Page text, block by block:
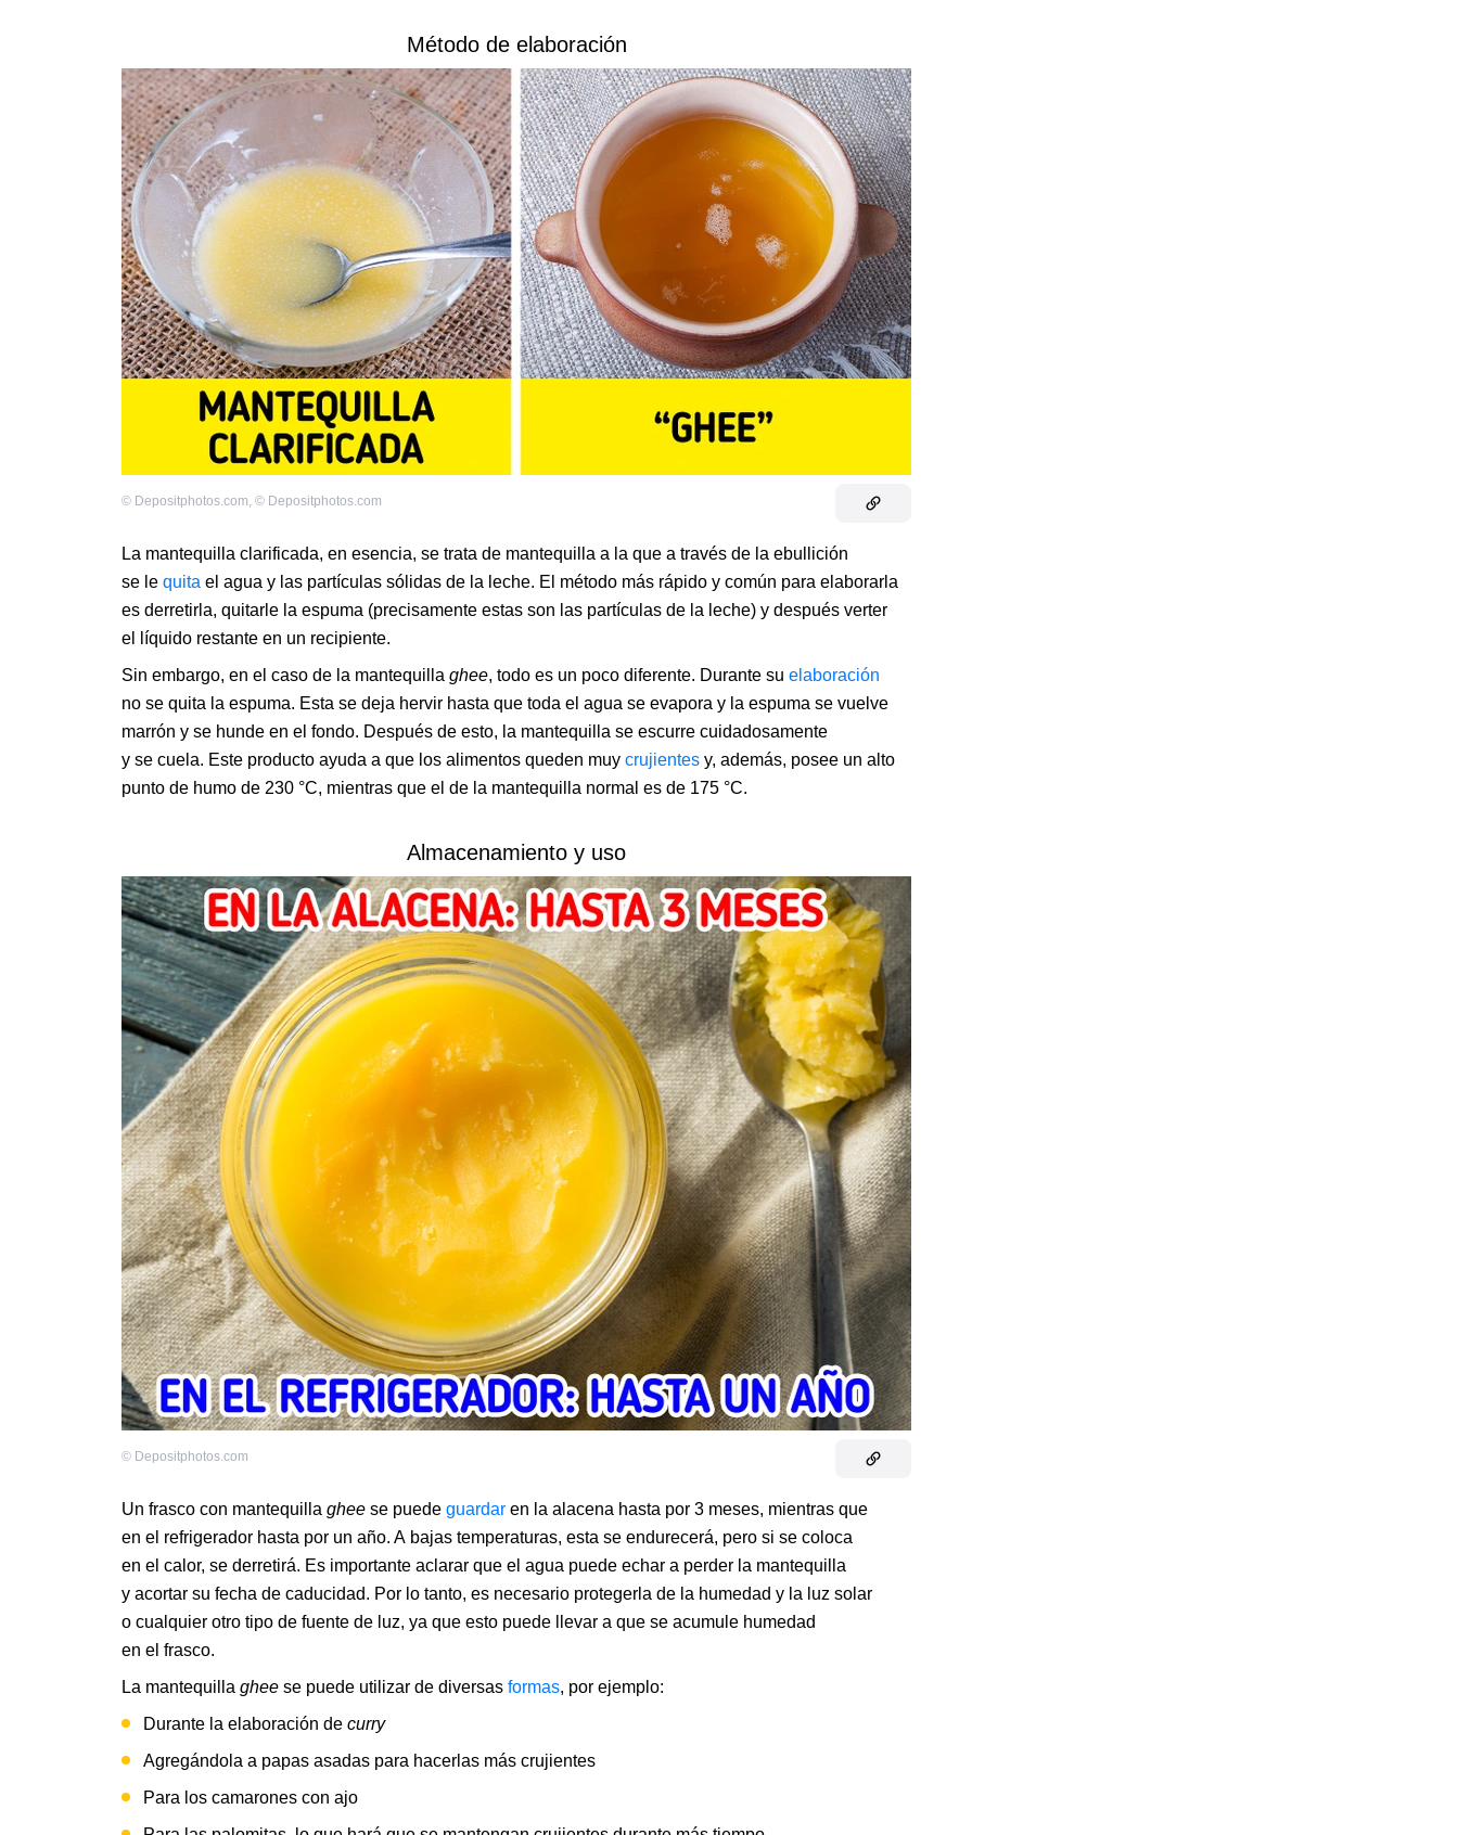
Método de elaboración
© Depositphotos.com, © Depositphotos.com
La mantequilla clarificada, en esencia, se trata de mantequilla a la que a través de la ebullición
se le quita el agua y las partículas sólidas de la leche. El método más rápido y común para elaborarla
es derretirla, quitarle la espuma (precisamente estas son las partículas de la leche) y después verter
el líquido restante en un recipiente.
Sin embargo, en el caso de la mantequilla ghee, todo es un poco diferente. Durante su elaboración
no se quita la espuma. Esta se deja hervir hasta que toda el agua se evapora y la espuma se vuelve
marrón y se hunde en el fondo. Después de esto, la mantequilla se escurre cuidadosamente
y se cuela. Este producto ayuda a que los alimentos queden muy crujientes y, además, posee un alto
punto de humo de 230 °C, mientras que el de la mantequilla normal es de 175 °C.
Almacenamiento y uso
© Depositphotos.com
Un frasco con mantequilla ghee se puede guardar en la alacena hasta por 3 meses, mientras que
en el refrigerador hasta por un año. A bajas temperaturas, esta se endurecerá, pero si se coloca
en el calor, se derretirá. Es importante aclarar que el agua puede echar a perder la mantequilla
y acortar su fecha de caducidad. Por lo tanto, es necesario protegerla de la humedad y la luz solar
o cualquier otro tipo de fuente de luz, ya que esto puede llevar a que se acumule humedad
en el frasco.
La mantequilla ghee se puede utilizar de diversas formas, por ejemplo:
Durante la elaboración de curry
Agregándola a papas asadas para hacerlas más crujientes
Para los camarones con ajo